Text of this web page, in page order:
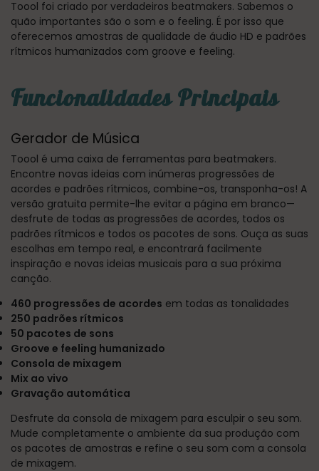
Toool foi criado por verdadeiros beatmakers. Sabemos o
quão importantes são o som e o feeling. É por isso que
oferecemos amostras de qualidade de áudio HD e padrões
rítmicos humanizados com groove e feeling.
Funcionalidades Principais
Gerador de Música
Toool é uma caixa de ferramentas para beatmakers.
Encontre novas ideias com inúmeras progressões de
acordes e padrões rítmicos, combine-os, transponha-os! A
versão gratuita permite-lhe evitar a página em branco—
desfrute de todas as progressões de acordes, todos os
padrões rítmicos e todos os pacotes de sons. Ouça as suas
escolhas em tempo real, e encontrará facilmente
inspiração e novas ideias musicais para a sua próxima
canção.
460 progressões de acordes em todas as tonalidades
250 padrões rítmicos
50 pacotes de sons
Groove e feeling humanizado
Consola de mixagem
Mix ao vivo
Gravação automática
Desfrute da consola de mixagem para esculpir o seu som.
Mude completamente o ambiente da sua produção com
os pacotes de amostras e refine o seu som com a consola
de mixagem.